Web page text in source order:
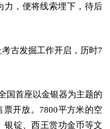
力，便将线索埋下，待后
古发掘工作开启，历时7
国首座以金银器为主题的
开放。7800平方米的空
银锭、西王赏功金币等文